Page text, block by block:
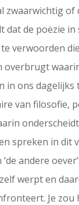
zwaarwichtig of
dat de poëzie in
verwoorden
overbrugt
in ons dagelijks
van filosofie,
spreken in dit
andere
werpt en
Je zou